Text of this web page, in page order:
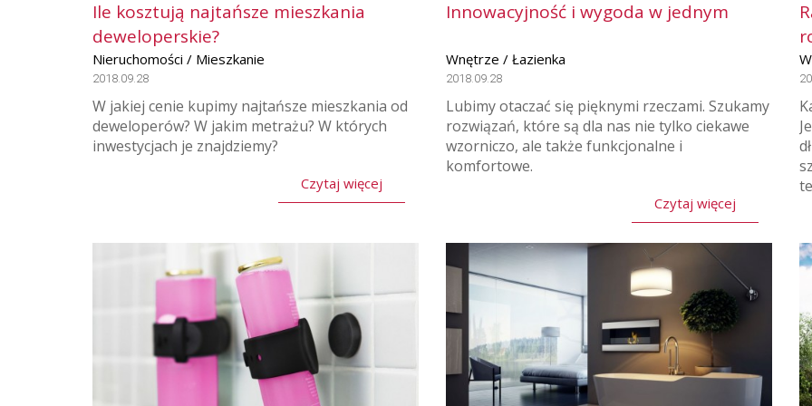
Ile kosztują najtańsze mieszkania
deweloperskie?
Nieruchomości / Mieszkanie
2018.09.28
W jakiej cenie kupimy najtańsze mieszkania od
deweloperów? W jakim metrażu? W których
inwestycjach je znajdziemy?
Czytaj więcej
Innowacyjność i wygoda w jednym
Wnętrze / Łazienka
2018.09.28
Lubimy otaczać się pięknymi rzeczami. Szukamy
rozwiązań, które są dla nas nie tylko ciekawe
wzorniczo, ale także funkcjonalne i
komfortowe.
Czytaj więcej